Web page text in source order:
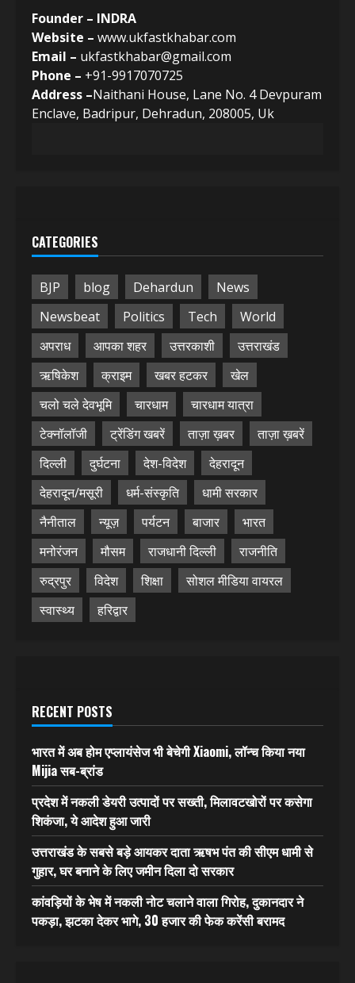
Founder – INDRA
Website – www.ukfastkhabar.com
Email – ukfastkhabar@gmail.com
Phone – +91-9917070725
Address –Naithani House, Lane No. 4 Devpuram
Enclave, Badripur, Dehradun, 208005, Uk
CATEGORIES
BJP blog Dehardun
News
Newsbeat
Politics Tech
World
अपराध
आपका शहर उत्तरकाशी
उत्तराखंड
ऋषिकेश
क्राइम खबर हटकर
खेल
चलो चले देवभूमि
चारधाम
चारधाम यात्रा
टेक्नॉलॉजी
ट्रेंडिंग खबरें ताज़ा ख़बर
ताज़ा ख़बरें
दिल्ली
दुर्घटना देश-विदेश
देहरादून
देहरादून/मसूरी
धर्म-संस्कृति
धामी सरकार
नैनीताल
न्यूज़ पर्यटन बाजार
भारत
मनोरंजन
मौसम राजधानी दिल्ली
राजनीति
रुद्रपुर
विदेश शिक्षा
सोशल मीडिया वायरल
स्वास्थ्य
हरिद्वार
RECENT POSTS
भारत में अब होम एप्लायंसेज भी बेचेगी Xiaomi, लॉन्च किया नया
Mijia सब-ब्रांड
प्रदेश में नकली डेयरी उत्पादों पर सख्ती, मिलावटखोरों पर कसेगा
शिकंजा, ये आदेश हुआ जारी
उत्तराखंड के सबसे बड़े आयकर दाता ऋषभ पंत की सीएम धामी से
गुहार, घर बनाने के लिए जमीन दिला दो सरकार
कांवड़ियों के भेष में नकली नोट चलाने वाला गिरोह, दुकानदार ने
पकड़ा, झटका देकर भागे, 30 हजार की फेक करेंसी बरामद